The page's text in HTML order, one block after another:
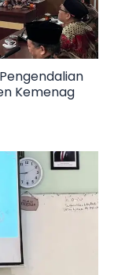
Kemenag